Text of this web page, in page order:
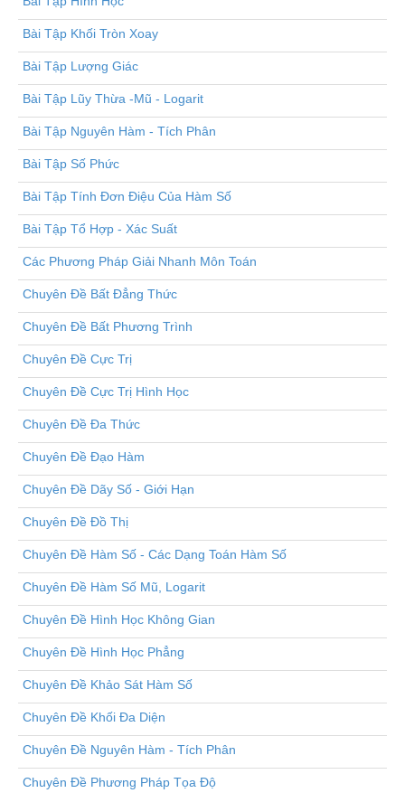
Bài Tập Khối Tròn Xoay
Bài Tập Lượng Giác
Bài Tập Lũy Thừa -Mũ - Logarit
Bài Tập Nguyên Hàm - Tích Phân
Bài Tập Số Phức
Bài Tập Tính Đơn Điệu Của Hàm Số
Bài Tập Tổ Hợp - Xác Suất
Các Phương Pháp Giải Nhanh Môn Toán
Chuyên Đề Bất Đẳng Thức
Chuyên Đề Bất Phương Trình
Chuyên Đề Cực Trị
Chuyên Đề Cực Trị Hình Học
Chuyên Đề Đa Thức
Chuyên Đề Đạo Hàm
Chuyên Đề Dãy Số - Giới Hạn
Chuyên Đề Đồ Thị
Chuyên Đề Hàm Số - Các Dạng Toán Hàm Số
Chuyên Đề Hàm Số Mũ, Logarit
Chuyên Đề Hình Học Không Gian
Chuyên Đề Hình Học Phẳng
Chuyên Đề Khảo Sát Hàm Số
Chuyên Đề Khối Đa Diện
Chuyên Đề Nguyên Hàm - Tích Phân
Chuyên Đề Phương Pháp Tọa Độ